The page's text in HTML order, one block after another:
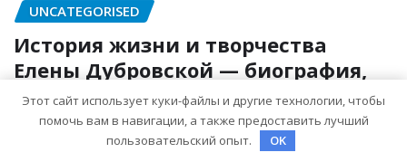
UNCATEGORISED
История жизни и творчества
Елены Дубровской — биография,
достижения, интересные факты
Фев 17, 2023
Этот сайт использует куки-файлы и другие технологии, чтобы
помочь вам в навигации, а также предоставить лучший
пользовательский опыт.
OK